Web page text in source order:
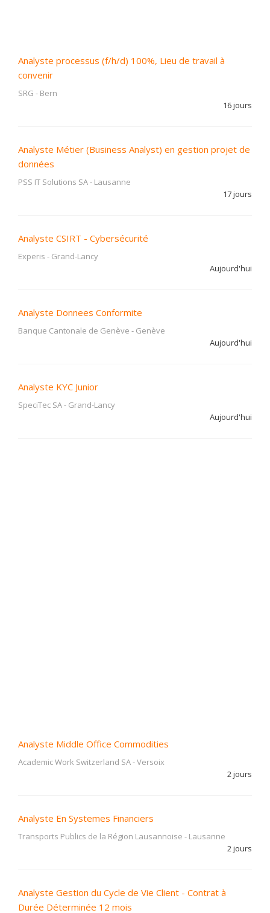
Analyste processus (f/h/d) 100%, Lieu de travail à
convenir
SRG - Bern
16 jours
Analyste Métier (Business Analyst) en gestion projet de
données
PSS IT Solutions SA- Lausanne
17 jours
Analyste CSIRT - Cybersécurité
Experis - Grand-Lancy
Aujourd'hui
Analyste Donnees Conformite
Banque Cantonale de Genève - Genève
Aujourd'hui
Analyste KYC Junior
SpeciTec SA- Grand-Lancy
Aujourd'hui
Analyste Middle Office Commodities
Academic Work Switzerland SA-Versoix
2 jours
Analyste En Systemes Financiers
Transports Publics de la Région Lausannoise - Lausanne
2 jours
Analyste Gestion du Cycle de Vie Client - Contrat à
Durée Déterminée 12 mois